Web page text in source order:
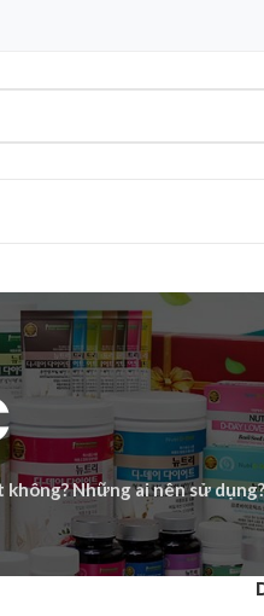
Những ai nên sử dụng?